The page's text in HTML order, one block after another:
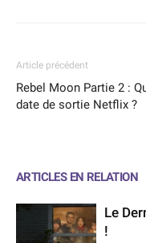
Article précédent
Rebel Moon Partie 2 :
date de sortie Netflix ?
ARTICLES EN RELATION
Le
!